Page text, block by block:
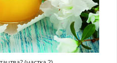
лёс выставачнага ўзору
спрэчкі